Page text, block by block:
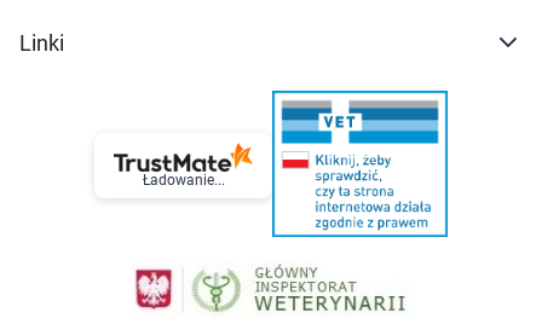
Linki
Ładowanie...